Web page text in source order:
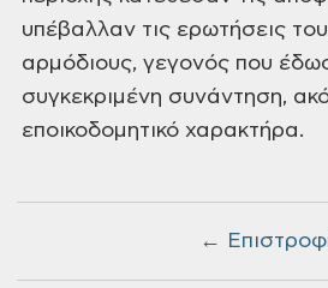
←
υπέβαλλαν τις ερωτήσεις
αρμόδιους, γεγονός που
συγκεκριμένη συνάντηση,
εποικοδομητικό χαρακτήρα.